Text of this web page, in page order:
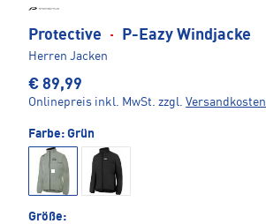
Protective · P-Eazy Windjacke
Herren Jacken
€ 89,99
Onlinepreis inkl. MwSt. zzgl. Versandkosten
Farbe: Grün
Größe: